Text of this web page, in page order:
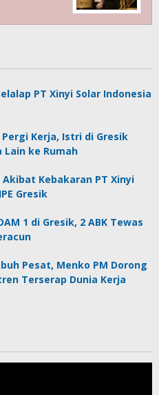
PT Xinyi Solar Indonesia
Kerja, Istri di Gresik
Lain ke Rumah
Kebakaran PT Xinyi
Gresik
1 di Gresik, 2 ABK Tewas
Pesat, Menko PM Dorong
Terserap Dunia Kerja